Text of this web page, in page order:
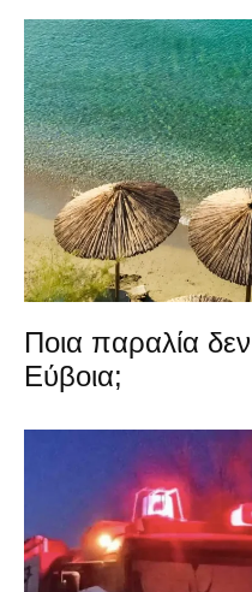
Ποια παραλία
Εύβοια;